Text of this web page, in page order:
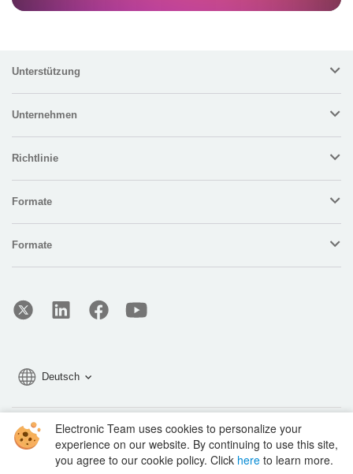
Electronic Team uses cookies to personalize your
experience on our website. By continuing to use this site,
you agree to our cookie policy. Click here to learn more.
Unterstützung
Unternehmen
Richtlinie
Formate
Formate
Deutsch
Copyright © 2026 Electronic Team, Inc., its affiliates and licensors.
Legal Information.
11890 Sunrise Valley Dr, Ste 111, Reston, VA 20191, USA • +12023358465 •